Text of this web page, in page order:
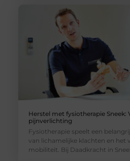
Herstel met fysiotherapie Sneek:
pijnverlichting
Fysiotherapie speelt een
van lichamelijke klachten en het
mobiliteit. Bij Daadkracht in